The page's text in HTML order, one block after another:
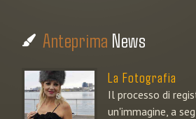
Anteprima News
La Fotografia
Il processo di
un'immagine, a seg